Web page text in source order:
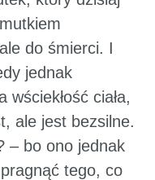
do śmierci. I
jednak
ciała,
ale jest bezsilne.
– bo ono jednak
tego, co